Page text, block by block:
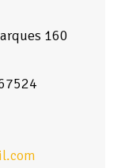
160